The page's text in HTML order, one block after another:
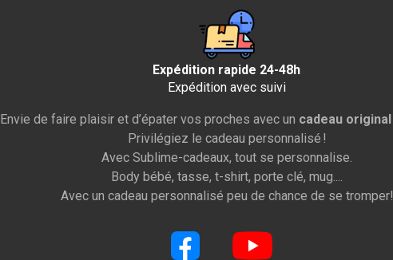
Expédition rapide 24-48h
Expédition avec suivi
Envie de faire plaisir et d’épater vos proches avec un cadeau original
Privilégiez le cadeau personnalisé !
Avec Sublime-cadeaux, tout se personnalise.
Body bébé, tasse, t-shirt, porte clé, mug....
Avec un cadeau personnalisé peu de chance de se tromper!